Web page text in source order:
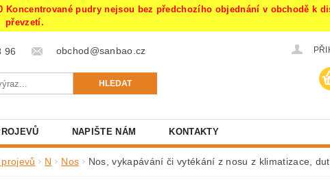
Koncentrované pudry nejsou bez předchozího objednání v obchodě k
převzetí.
96 obchod@sanbao.cz
NAPIŠTE NÁM KONTAKTY
N Nos Nos, vykapávání či vytékání z nosu z klimatizace,